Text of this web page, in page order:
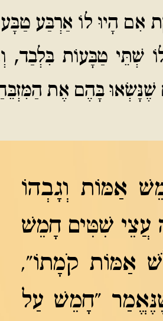
אִם הָיוּ לוֹ אַרְבַּע
שְׁתֵּי טַבָּעוֹת בִּלְבַד,
שֶׁנָּשְׂאוּ בָּהֶם אֶת
אַמּוֹת וְגָבְהוֹ
שִׁטִּים חָמֵשׁ
אַמּוֹת קֹמָתוֹ",
"חָמֵשׁ עַל